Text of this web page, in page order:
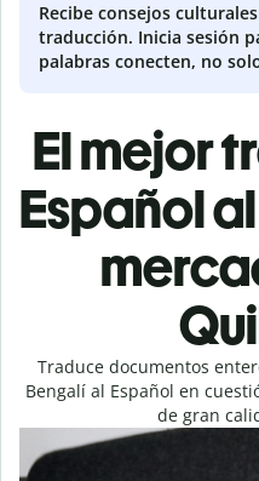
Recibe consejos
traducción. Inicia sesión
palabras conecten, no
El mejor
Español
Traduce documentos
Bengalí al Español en
de gran